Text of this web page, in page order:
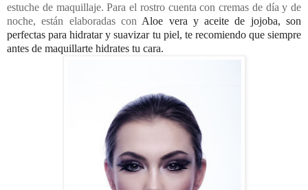
estuche de maquillaje. Para el rostro cuenta con cremas de día y de
noche, están elaboradas con Aloe vera y aceite de jojoba, son
perfectas para hidratar y suavizar tu piel, te recomiendo que siempre
antes de maquillarte hidrates tu cara.